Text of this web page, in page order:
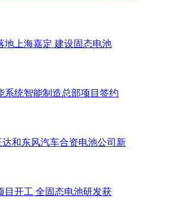
地上海嘉定 建设固态电池
系统智能制造总部项目签约
和东风汽车合资电池公司新
目开工 全固态电池研发获